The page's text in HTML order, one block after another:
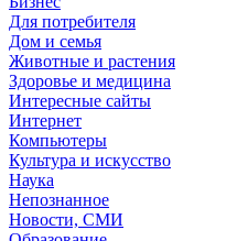
Для потребителя
Дом и семья
Животные и растения
Здоровье и медицина
Интересные сайты
Интернет
Компьютеры
Культура и искусство
Наука
Непознанное
Новости, СМИ